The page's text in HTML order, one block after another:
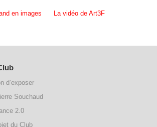
en images La vidéo de Art3F
d’exposer
Souchaud
2.0
du Club